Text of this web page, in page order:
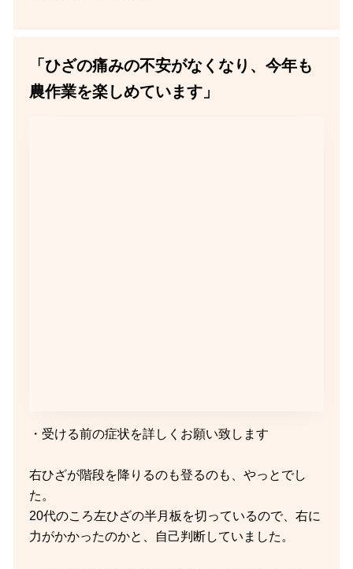
「ひざの痛みの不安がなくなり、今年も
農作業を楽しめています」
・受ける前の症状を詳しくお願い致します
右ひざが階段を降りるのも登るのも、やっとでし
た。
20代のころ左ひざの半月板を切っているので、右に
力がかかったのかと、自己判断していました。